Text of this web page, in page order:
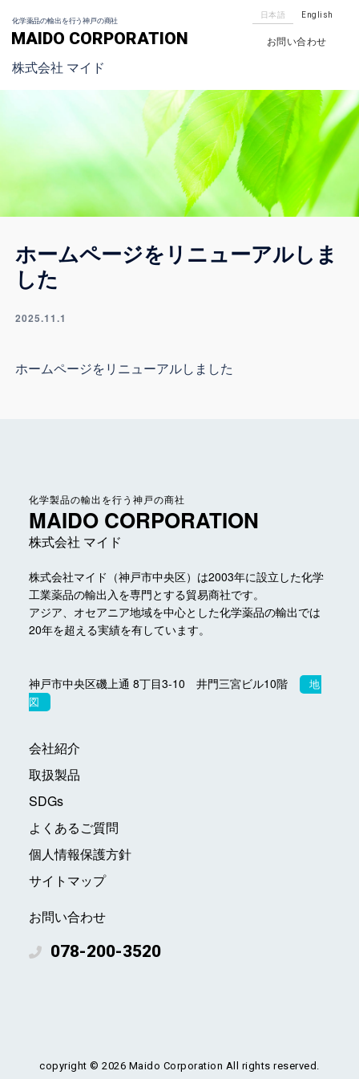
化学薬品の輸出を行う神戸の商社
MAIDO CORPORATION
株式会社 マイド
日本語 English
お問い合わせ
ホームページをリニューアルしま
した
2025.11.1
ホームページをリニューアルしました
化学製品の輸出を行う神戸の商社
MAIDO CORPORATION
株式会社 マイド
株式会社マイド（神戸市中央区）は2003年に設立した化学
工業薬品の輸出入を専門とする貿易商社です。
アジア、オセアニア地域を中心とした化学薬品の輸出では
20年を超える実績を有しています。
神戸市中央区磯上通 8丁目3-10 井門三宮ビル10階
地
図
会社紹介
取扱製品
SDGs
よくあるご質問
個人情報保護方針
サイトマップ
お問い合わせ
078-200-3520
copyright ©2026 Maido Corporation All rights reserved.